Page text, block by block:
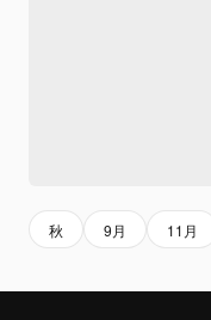
秋 9月 11月